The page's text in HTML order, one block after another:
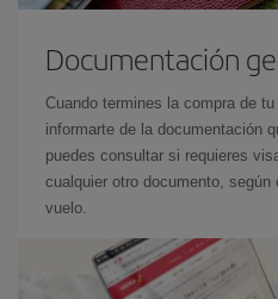
Documentación
Cuando termines la compra de
informarte de la documentación
puedes consultar si requieres
cualquier otro documento,
vuelo.